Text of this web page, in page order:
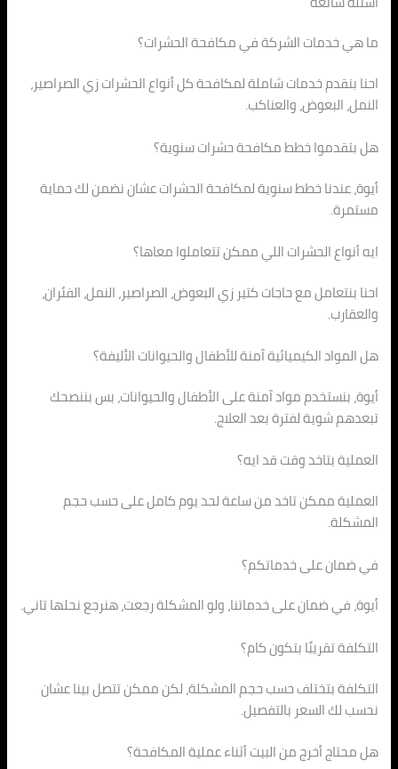
ما هي خدمات الشركة في مكافحة الحشرات؟
احنا بنقدم خدمات شاملة لمكافحة كل أنواع الحشرات زي الصراصير،
النمل، البعوض، والعناكب.
هل بتقدموا خطط مكافحة حشرات سنوية؟
أيوة، عندنا خطط سنوية لمكافحة الحشرات عشان نضمن لك حماية
مستمرة.
ايه أنواع الحشرات اللي ممكن تتعاملوا معاها؟
احنا بنتعامل مع حاجات كتير زي البعوض، الصراصير، النمل، الفئران،
والعقارب.
هل المواد الكيميائية آمنة للأطفال والحيوانات الأليفة؟
أيوة، بنستخدم مواد آمنة على الأطفال والحيوانات، بس بننصحك
تبعدهم شوية لفترة بعد العلاج.
العملية بتاخد وقت قد ايه؟
العملية ممكن تاخد من ساعة لحد يوم كامل على حسب حجم
المشكلة.
في ضمان على خدماتكم؟
أيوة، في ضمان على خدماتنا، ولو المشكلة رجعت، هنرجع نحلها تاني.
التكلفة تقريبًا بتكون كام؟
التكلفة بتختلف حسب حجم المشكلة، لكن ممكن تتصل بينا عشان
نحسب لك السعر بالتفصيل.
هل محتاج أخرج من البيت أثناء عملية المكافحة؟